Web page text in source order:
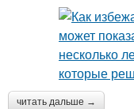
читать дальше →